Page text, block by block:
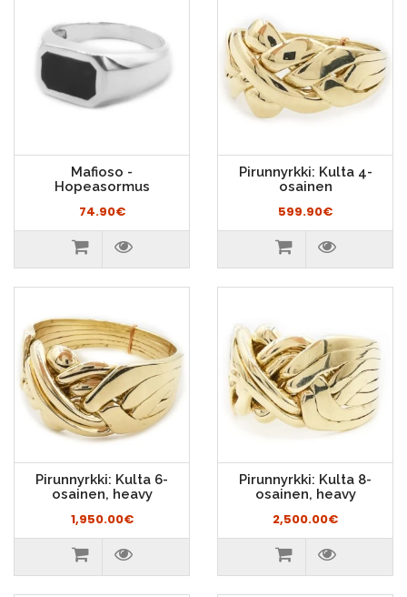
Mafioso -
Hopeasormus
74.90€
Pirunnyrkki: Kulta 4-
osainen
599.90€
Pirunnyrkki: Kulta 6-
osainen, heavy
1,950.00€
Pirunnyrkki: Kulta 8-
osainen, heavy
2,500.00€